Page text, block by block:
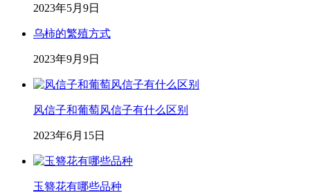
2023年5月9日
乌柿的繁殖方式
2023年9月9日
风信子和葡萄风信子有什么区别
2023年6月15日
玉簪花有哪些品种